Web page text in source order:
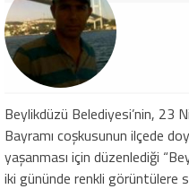
Beylikdüzü Belediyesi’nin, 23
Bayramı coşkusunun ilçede
yaşanması için düzenlediği
iki gününde renkli görüntülere